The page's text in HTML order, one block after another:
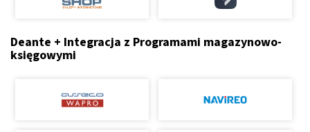
Deante + Integracja z Programami magazynowo-
księgowymi